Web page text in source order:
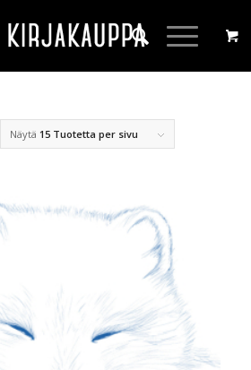
Näytä 15 Tuotetta per sivu